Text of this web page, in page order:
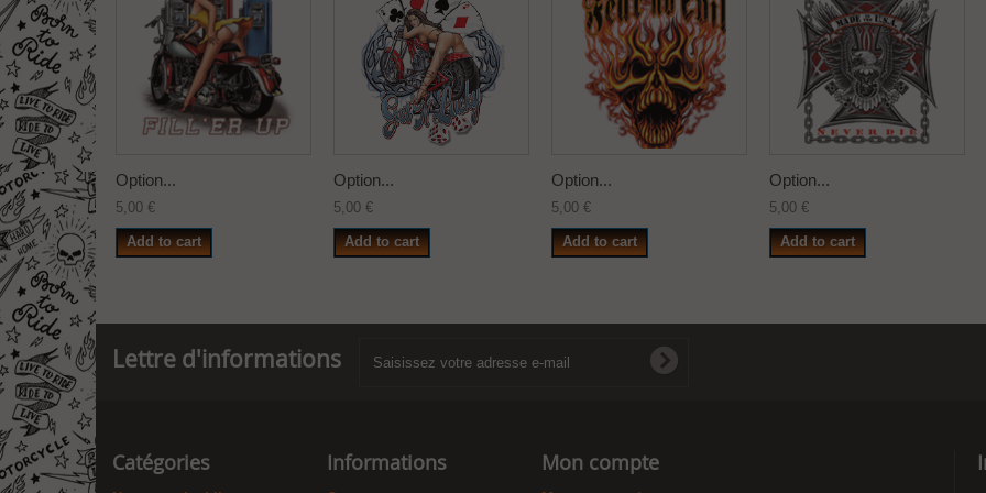
Option...
5,00 €
Add to cart
Option...
5,00 €
Add to cart
Option...
5,00 €
Add to cart
Option...
5,00 €
Add to cart
Lettre d'informations
Catégories Informations Mon compte